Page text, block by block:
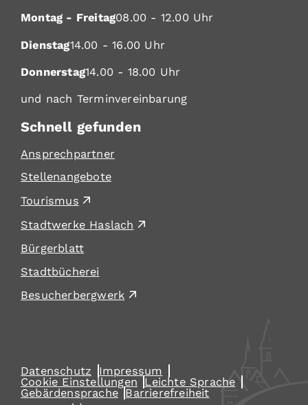
Montag - Freitag08.00 - 12.00 Uhr
Dienstag14.00 - 16.00 Uhr
Donnerstag14.00 - 18.00 Uhr
und nach Terminvereinbarung
Schnell gefunden
Ansprechpartner
Stellenangebote
Tourismus
Stadtwerke Haslach
Bürgerblatt
Stadtbücherei
Besucherbergwerk
Datenschutz
Impressum
Cookie Einstellungen
Leichte Sprache
Gebärdensprache Barrierefreiheit